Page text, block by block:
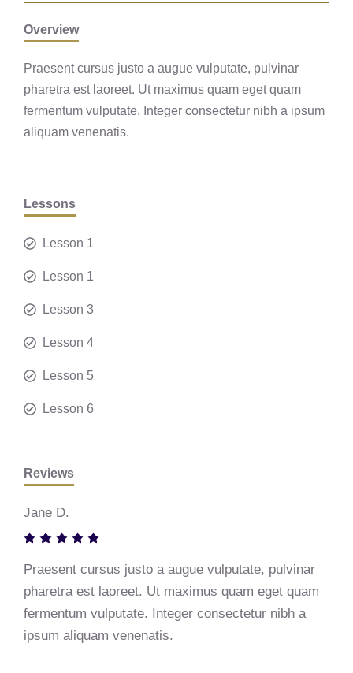
Overview
Praesent cursus justo a augue vulputate, pulvinar
pharetra est laoreet. Ut maximus quam eget quam
fermentum vulputate. Integer consectetur nibh a ipsum
aliquam venenatis.
Lessons
Lesson 1
Lesson 1
Lesson 3
Lesson 4
Lesson 5
Lesson 6
Reviews
Jane D.
Praesent cursus justo a augue vulputate, pulvinar
pharetra est laoreet. Ut maximus quam eget quam
fermentum vulputate. Integer consectetur nibh a
ipsum aliquam venenatis.